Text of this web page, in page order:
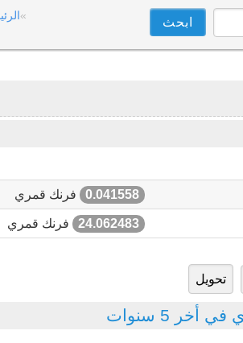
0.041558 فرنك قمري
24.062483 فرنك قمري
5 سنوات